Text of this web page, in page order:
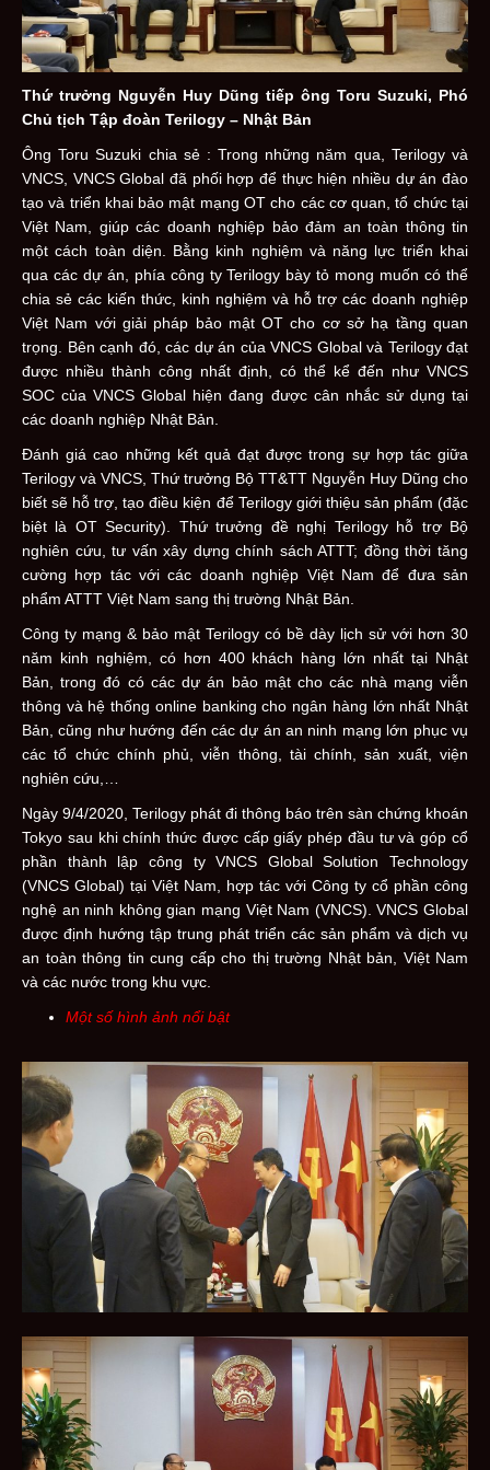
Thứ trưởng Nguyễn Huy Dũng tiếp ông Toru Suzuki, Phó
Chủ tịch Tập đoàn Terilogy – Nhật Bản
ÔngToru Suzuki chia sẻ :Trong những năm qua, Terilogy và
VNCS, VNCS Global đã phối hợp để thực hiện nhiều dự án đào
tạo và triển khai bảo mật mạng OT cho các cơ quan, tổ chức tại
Việt Nam, giúp các doanh nghiệp bảo đảm an toàn thông tin
một cách toàn diện. Bằng kinh nghiệm và năng lực triển khai
qua các dự án, phía công ty Terilogy bày tỏ mong muốn có thể
chia sẻ các kiến thức, kinh nghiệm và hỗ trợ các doanh nghiệp
Việt Nam với giải pháp bảo mật OT cho cơ sở hạ tầng quan
trọng. Bên cạnh đó, các dự án của VNCS Global và Terilogy đạt
được nhiều thành công nhất định, có thể kể đến như VNCS
SOC của VNCS Global hiện đang được cân nhắc sử dụng tại
các doanh nghiệp Nhật Bản.
Đánh giá cao những kết quả đạt được trong sự hợp tác giữa
Terilogy và VNCS, Thứ trưởng Bộ TT&TT Nguyễn Huy Dũng cho
biết sẽ hỗ trợ, tạo điều kiện để Terilogy giới thiệu sản phẩm (đặc
biệt là OT Security). Thứ trưởng đề nghị Terilogy hỗ trợ Bộ
nghiên cứu, tư vấn xây dựng chính sách ATTT; đồng thời tăng
cường hợp tác với các doanh nghiệp Việt Nam để đưa sản
phẩm ATTT Việt Nam sang thị trường Nhật Bản.
Công ty mạng & bảo mật Terilogy có bề dày lịch sử với hơn 30
năm kinh nghiệm, có hơn 400 khách hàng lớn nhất tại Nhật
Bản, trong đó có các dự án bảo mật cho các nhà mạng viễn
thông và hệ thống online banking cho ngân hàng lớn nhất Nhật
Bản, cũng như hướng đến các dự án an ninh mạng lớn phục vụ
các tổ chức chính phủ, viễn thông, tài chính, sản xuất, viện
nghiên cứu,…
Ngày 9/4/2020, Terilogy phát đi thông báo trên sàn chứng khoán
Tokyo sau khi chính thức được cấp giấy phép đầu tư và góp cổ
phần thành lập công ty VNCS Global Solution Technology
(VNCS Global) tại Việt Nam, hợp tác với Công ty cổ phần công
nghệ an ninh không gian mạng Việt Nam (VNCS). VNCS Global
được định hướng tập trung phát triển các sản phẩm và dịch vụ
an toàn thông tin cung cấp cho thị trường Nhật bản, Việt Nam
và các nước trong khu vực.
Một số hình ảnh nổi bật